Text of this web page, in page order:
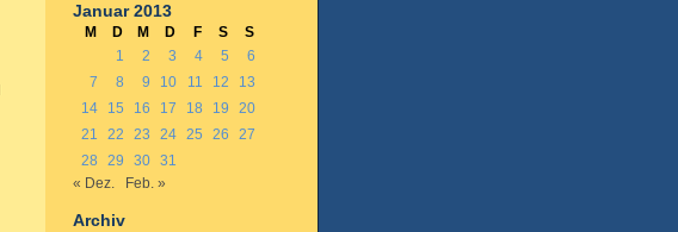
Januar 2013
M D M D F S
S
1
2 3 4 5
6
7
8 9 10 11 12
13
14
15 16 17 18 19
20
21
22 23 24 25 26
27
28
29 30 31
« Dez.
Feb. »
Archiv